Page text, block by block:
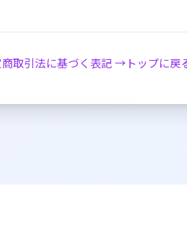
商取引法に基づく表記 → トップに